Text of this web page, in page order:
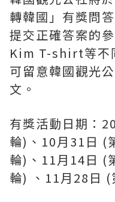
轉韓國」有獎問
提交正確答案的
Kim T-shirt等不
可留意韓國觀光
文。
有獎活動日期：
輪)、10月31日 (
輪)、11月14日 (
輪) 、11月28日 (